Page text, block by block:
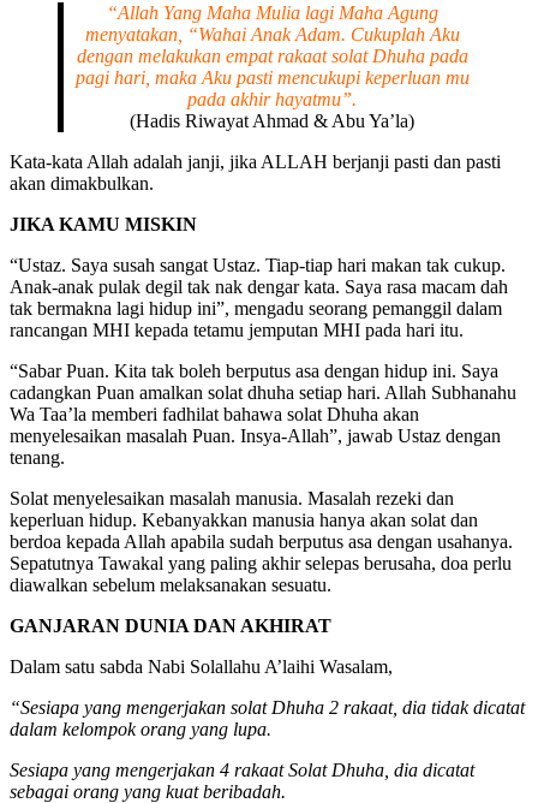
“Allah Yang Maha Mulia lagi Maha Agung
menyatakan, “Wahai Anak Adam. Cukuplah Aku
dengan melakukan empat rakaat solat Dhuha pada
pagi hari, maka Aku pasti mencukupi keperluan mu
pada akhir hayatmu”.
(Hadis Riwayat Ahmad & Abu Ya’la)
Kata-kata Allah adalah janji, jika ALLAH berjanji pasti dan pasti
akan dimakbulkan.
JIKA KAMU MISKIN
“Ustaz. Saya susah sangat Ustaz. Tiap-tiap hari makan tak cukup.
Anak-anak pulak degil tak nak dengar kata. Saya rasa macam dah
tak bermakna lagi hidup ini”, mengadu seorang pemanggil dalam
rancangan MHI kepada tetamu jemputan MHI pada hari itu.
“Sabar Puan. Kita tak boleh berputus asa dengan hidup ini. Saya
cadangkan Puan amalkan solat dhuha setiap hari. Allah Subhanahu
Wa Taa’la memberi fadhilat bahawa solat Dhuha akan
menyelesaikan masalah Puan. Insya-Allah”, jawab Ustaz dengan
tenang.
Solat menyelesaikan masalah manusia. Masalah rezeki dan
keperluan hidup. Kebanyakkan manusia hanya akan solat dan
berdoa kepada Allah apabila sudah berputus asa dengan usahanya.
Sepatutnya Tawakal yang paling akhir selepas berusaha, doa perlu
diawalkan sebelum melaksanakan sesuatu.
GANJARAN DUNIA DAN AKHIRAT
Dalam satu sabda Nabi Solallahu A’laihi Wasalam,
“Sesiapa yang mengerjakan solat Dhuha 2 rakaat, dia tidak dicatat
dalam kelompok orang yang lupa.
Sesiapa yang mengerjakan 4 rakaat Solat Dhuha, dia dicatat
sebagai orang yang kuat beribadah.